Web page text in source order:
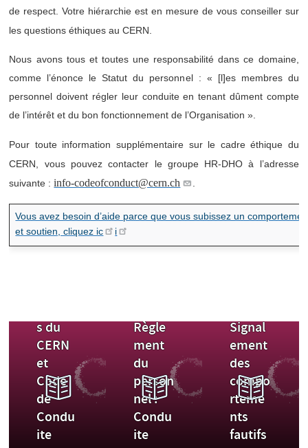
duct
/
Misc
duct
/
Misc
de respect. Votre hiérarchie est en mesure de vous conseiller sur
les questions éthiques au CERN.
Nous avons tous et toutes une responsabilité dans ce domaine,
comme l’énonce le Statut du personnel : « [l]es membres du
personnel doivent régler leur conduite en tenant dûment compte
de l’intérêt et du bon fonctionnement de l’Organisation ».
Pour toute information supplémentaire sur le cadre éthique du
CERN, vous pouvez contacter le groupe HR-DHO à l’adresse
suivante :info-codeofconduct@cern.ch
Vous avez besoin d’aide parce que vous subissez un
et soutien, cliquez ic
i
s du
CERN
et
Code
de
Condu
ite
Règle
ment
du
person
nel :
Condu
ite
Signal
ement
des
compo
rteme
nts
fautifs
Politiq